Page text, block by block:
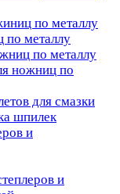
по металлу
металлу
по металлу
ножниц по
для смазки
шпилек
и
и